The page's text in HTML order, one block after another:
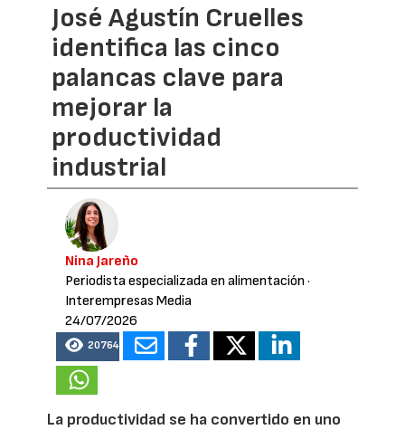
José Agustín Cruelles
identifica las cinco
palancas clave para
mejorar la
productividad
industrial
Nina Jareño
Periodista especializada en alimentación ·
Interempresas Media
24/07/2026
20764
La productividad se ha convertido en uno